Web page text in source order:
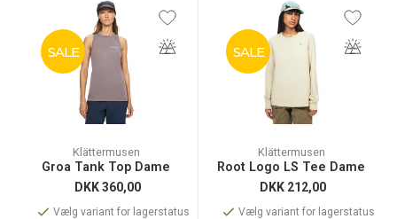
SALE
Klättermusen
Groa Tank Top Dame
DKK360,00
Vælg variant for lagerstatus
SALE
Klättermusen
Root Logo LS Tee Dame
DKK 212,00
Vælg variant for lagerstatus